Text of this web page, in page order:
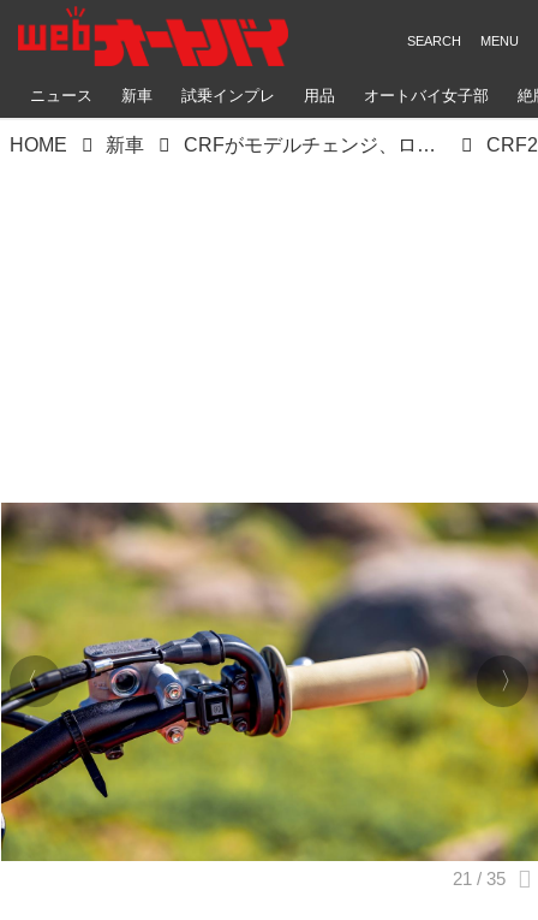
ニュース 新車 試乗インプレ 用品 オートバイ女子部 絶
HOME 新車 CRFがモデルチェンジ、ローレンス兄弟が創り上げた70%新しい最新シャシーはいかに